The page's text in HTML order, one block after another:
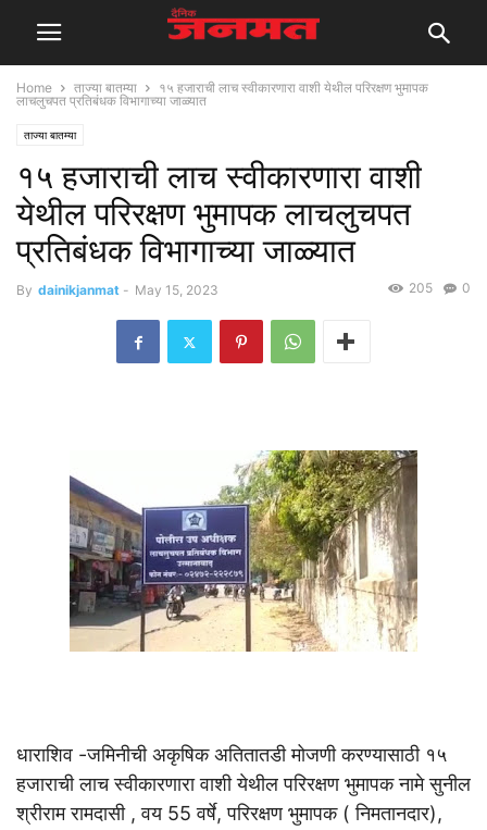
Home ताज्या बातम्या
१५ हजाराची लाच स्वीकारणारा वाशी येथील परिरक्षण भुमापक
लाचलुचपत प्रतिबंधक विभागाच्या जाळ्यात
ताज्या बातम्या
१५ हजाराची लाच स्वीकारणारा वाशी
येथील परिरक्षण भुमापक लाचलुचपत
प्रतिबंधक विभागाच्या जाळ्यात
By dainikjanmat - May 15, 2023 0
205
धाराशिव -जमिनीची अकृषिक अतितातडी मोजणी करण्यासाठी १५
हजाराची लाच स्वीकारणारा वाशी येथील परिरक्षण भुमापक नामे सुनील
श्रीराम रामदासी , वय 55 वर्षे, परिरक्षण भुमापक ( निमतानदार),